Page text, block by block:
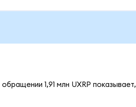
1,91 млн UXRP показывает,